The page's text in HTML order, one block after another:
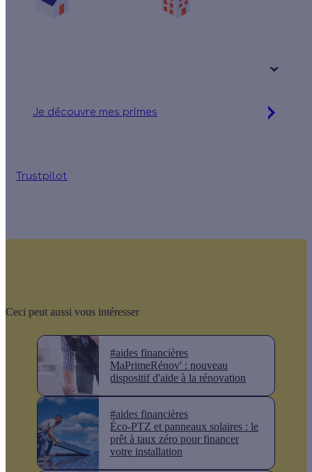
Je découvre mes primes
Trustpilot
Ceci peut aussi vous intéresser
#aides financières
MaPrimeRénov' : nouveau
dispositif d'aide à la rénovation
#aides financières
Éco-PTZ et panneaux solaires : le
prêt à taux zéro pour financer
votre installation